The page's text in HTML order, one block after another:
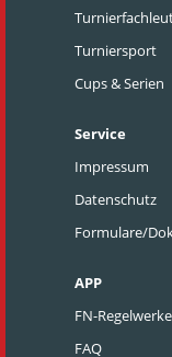
Turniersport
Cups & Serien
Service
Impressum
Datenschutz
Formulare/
APP
FN-
FAQ